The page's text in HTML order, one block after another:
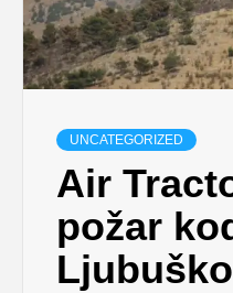
UNCATEGORIZED
Air
požar